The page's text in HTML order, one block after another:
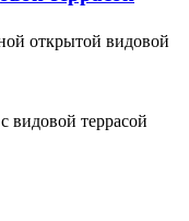
открытой видовой